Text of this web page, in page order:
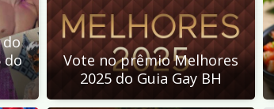
do
do
Vote no prêmio Melhores
2025 do Guia Gay BH